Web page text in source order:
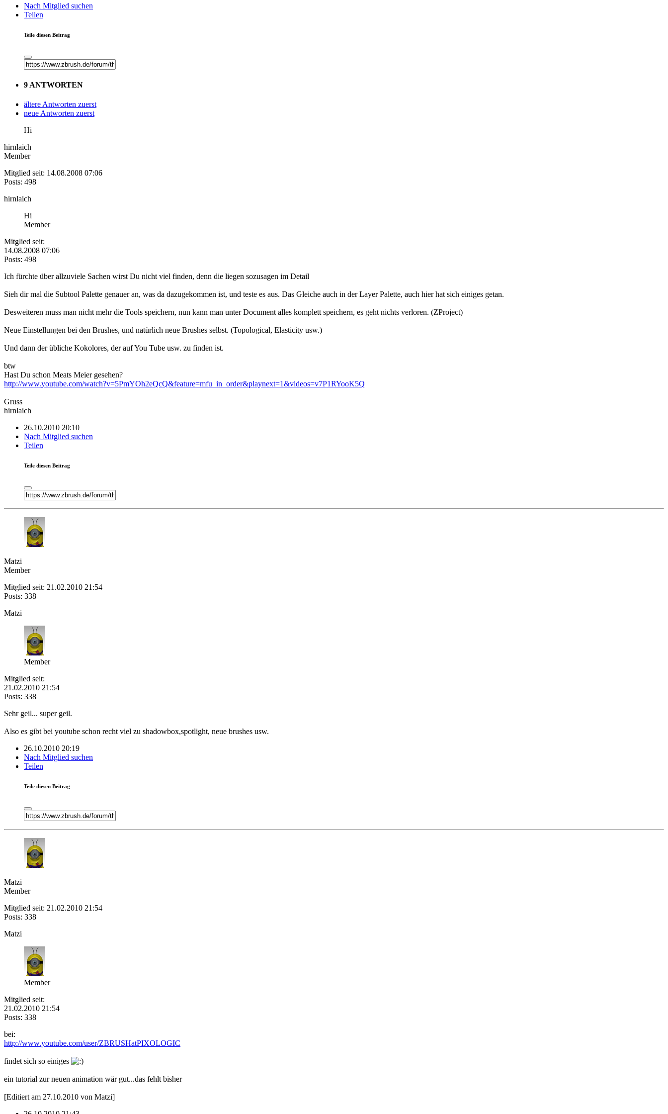
Nach Mitglied suchen
Teilen
Teile diesen Beitrag
9 ANTWORTEN
ältere Antworten zuerst
neue Antworten zuerst
Hi
hirnlaich
Member
Mitglied seit: 14.08.2008 07:06
Posts: 498
hirnlaich
Hi
Member
Mitglied seit:
14.08.2008 07:06
Posts: 498
Ich fürchte über allzuviele Sachen wirst Du nicht viel finden, denn die liegen sozusagen im Detail
Sieh dir mal die Subtool Palette genauer an, was da dazugekommen ist, und teste es aus. Das Gleiche auch in der Layer Palette, auch hier hat sich einiges getan.
Desweiteren muss man nicht mehr die Tools speichern, nun kann man unter Document alles komplett speichern, es geht nichts verloren. (ZProject)
Neue Einstellungen bei den Brushes, und natürlich neue Brushes selbst. (Topological, Elasticity usw.)
Und dann der übliche Kokolores, der auf You Tube usw. zu finden ist.
btw
Hast Du schon Meats Meier gesehen?
http://www.youtube.com/watch?v=5PmYOh2eQcQ&feature=mfu_in_order&playnext=1&videos=v7P1RYooK5Q
Gruss
hirnlaich
26.10.2010 20:10
Nach Mitglied suchen
Teilen
Teile diesen Beitrag
Matzi
Member
Mitglied seit: 21.02.2010 21:54
Posts: 338
Matzi
Member
Mitglied seit:
21.02.2010 21:54
Posts: 338
Sehr geil... super geil.
Also es gibt bei youtube schon recht viel zu shadowbox,spotlight, neue brushes usw.
26.10.2010 20:19
Nach Mitglied suchen
Teilen
Teile diesen Beitrag
Matzi
Member
Mitglied seit: 21.02.2010 21:54
Posts: 338
Matzi
Member
Mitglied seit:
21.02.2010 21:54
Posts: 338
bei:
http://www.youtube.com/user/ZBRUSHatPIXOLOGIC
findet sich so einiges
ein tutorial zur neuen animation wär gut...das fehlt bisher
[Editiert am 27.10.2010 von Matzi]